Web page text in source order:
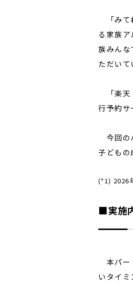
「みて
る家族
族みん
ただいて
「楽天
行予約サ
今回の
子どもの
(*1) 2026
■実施
本パー
いタイミ